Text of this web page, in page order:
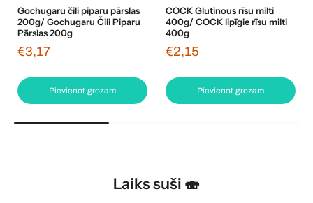
Gochugaru čili piparu pārslas
200g/ Gochugaru Čili Piparu
Pārslas 200g
€3,17
Pievienot grozam
COCK Glutinous rīsu milti
400g/ COCK lipīgie rīsu milti
400g
€2,15
Pievienot grozam
Laiks suši 🍣